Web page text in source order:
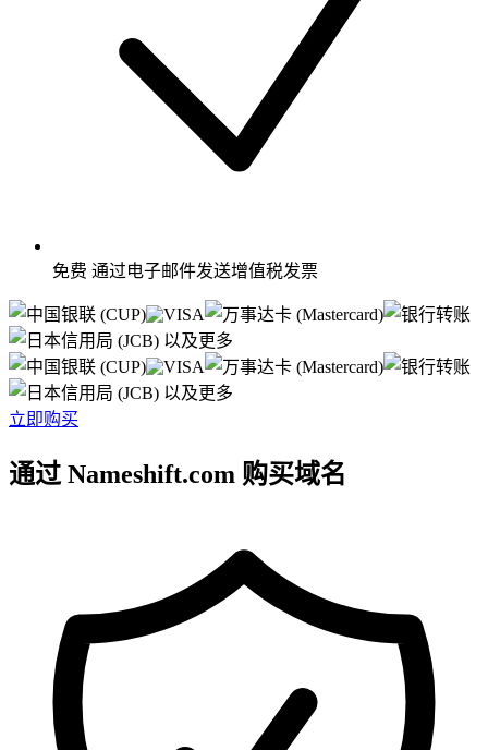
免费 通过电子邮件发送增值税发票
以及更多
以及更多
立即购买
通过 Nameshift.com 购买域名